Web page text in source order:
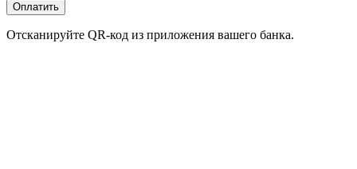
Оплатить
Отсканируйте QR-код из приложения вашего банка.